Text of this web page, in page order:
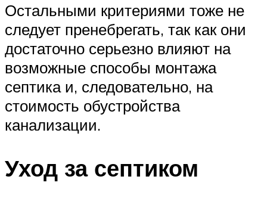
Остальными критериями тоже не
следует пренебрегать, так как они
достаточно серьезно влияют на
возможные способы монтажа
септика и, следовательно, на
стоимость обустройства
канализации.
Уход за септиком